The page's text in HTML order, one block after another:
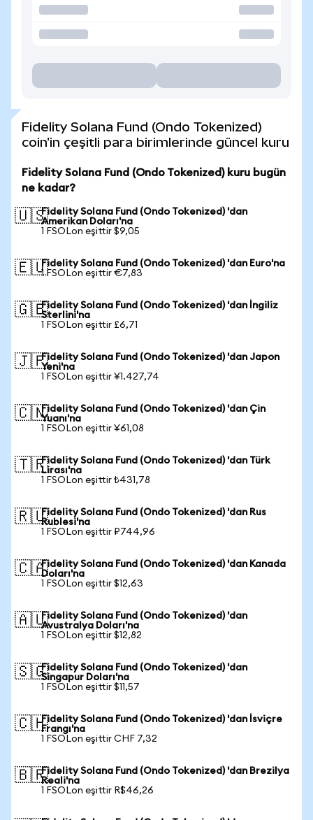
Fidelity Solana Fund (Ondo Tokenized)
coin'in çeşitli para birimlerinde güncel kuru
Fidelity Solana Fund (Ondo Tokenized) kuru bugün
ne kadar?
🇺🇸Fidelity Solana Fund (Ondo Tokenized) 'dan
Amerikan Doları'na
1 FSOLon eşittir $9,05
🇪🇺Fidelity Solana Fund (Ondo Tokenized) 'dan Euro'na
1 FSOLon eşittir €7,83
🇬🇧Fidelity Solana Fund (Ondo Tokenized) 'dan İngiliz
Sterlini'na
1 FSOLon eşittir £6,71
🇯🇵Fidelity Solana Fund (Ondo Tokenized) 'dan Japon
Yeni'na
1 FSOLon eşittir ¥1.427,74
🇨🇳Fidelity Solana Fund (Ondo Tokenized) 'dan Çin
Yuanı'na
1 FSOLon eşittir ¥61,08
🇹🇷Fidelity Solana Fund (Ondo Tokenized) 'dan Türk
Lirası'na
1 FSOLon eşittir ₺431,78
🇷🇺Fidelity Solana Fund (Ondo Tokenized) 'dan Rus
Rublesi'na
1 FSOLon eşittir ₽744,96
🇨🇦Fidelity Solana Fund (Ondo Tokenized) 'dan Kanada
Doları'na
1 FSOLon eşittir $12,63
🇦🇺Fidelity Solana Fund (Ondo Tokenized) 'dan
Avustralya Doları'na
1 FSOLon eşittir $12,82
🇸🇬Fidelity Solana Fund (Ondo Tokenized) 'dan
Singapur Doları'na
1 FSOLon eşittir $11,57
🇨🇭Fidelity Solana Fund (Ondo Tokenized) 'dan İsviçre
Frangı'na
1 FSOLon eşittir CHF 7,32
🇧🇷Fidelity Solana Fund (Ondo Tokenized) 'dan Brezilya
Reali'na
1 FSOLon eşittir R$46,26